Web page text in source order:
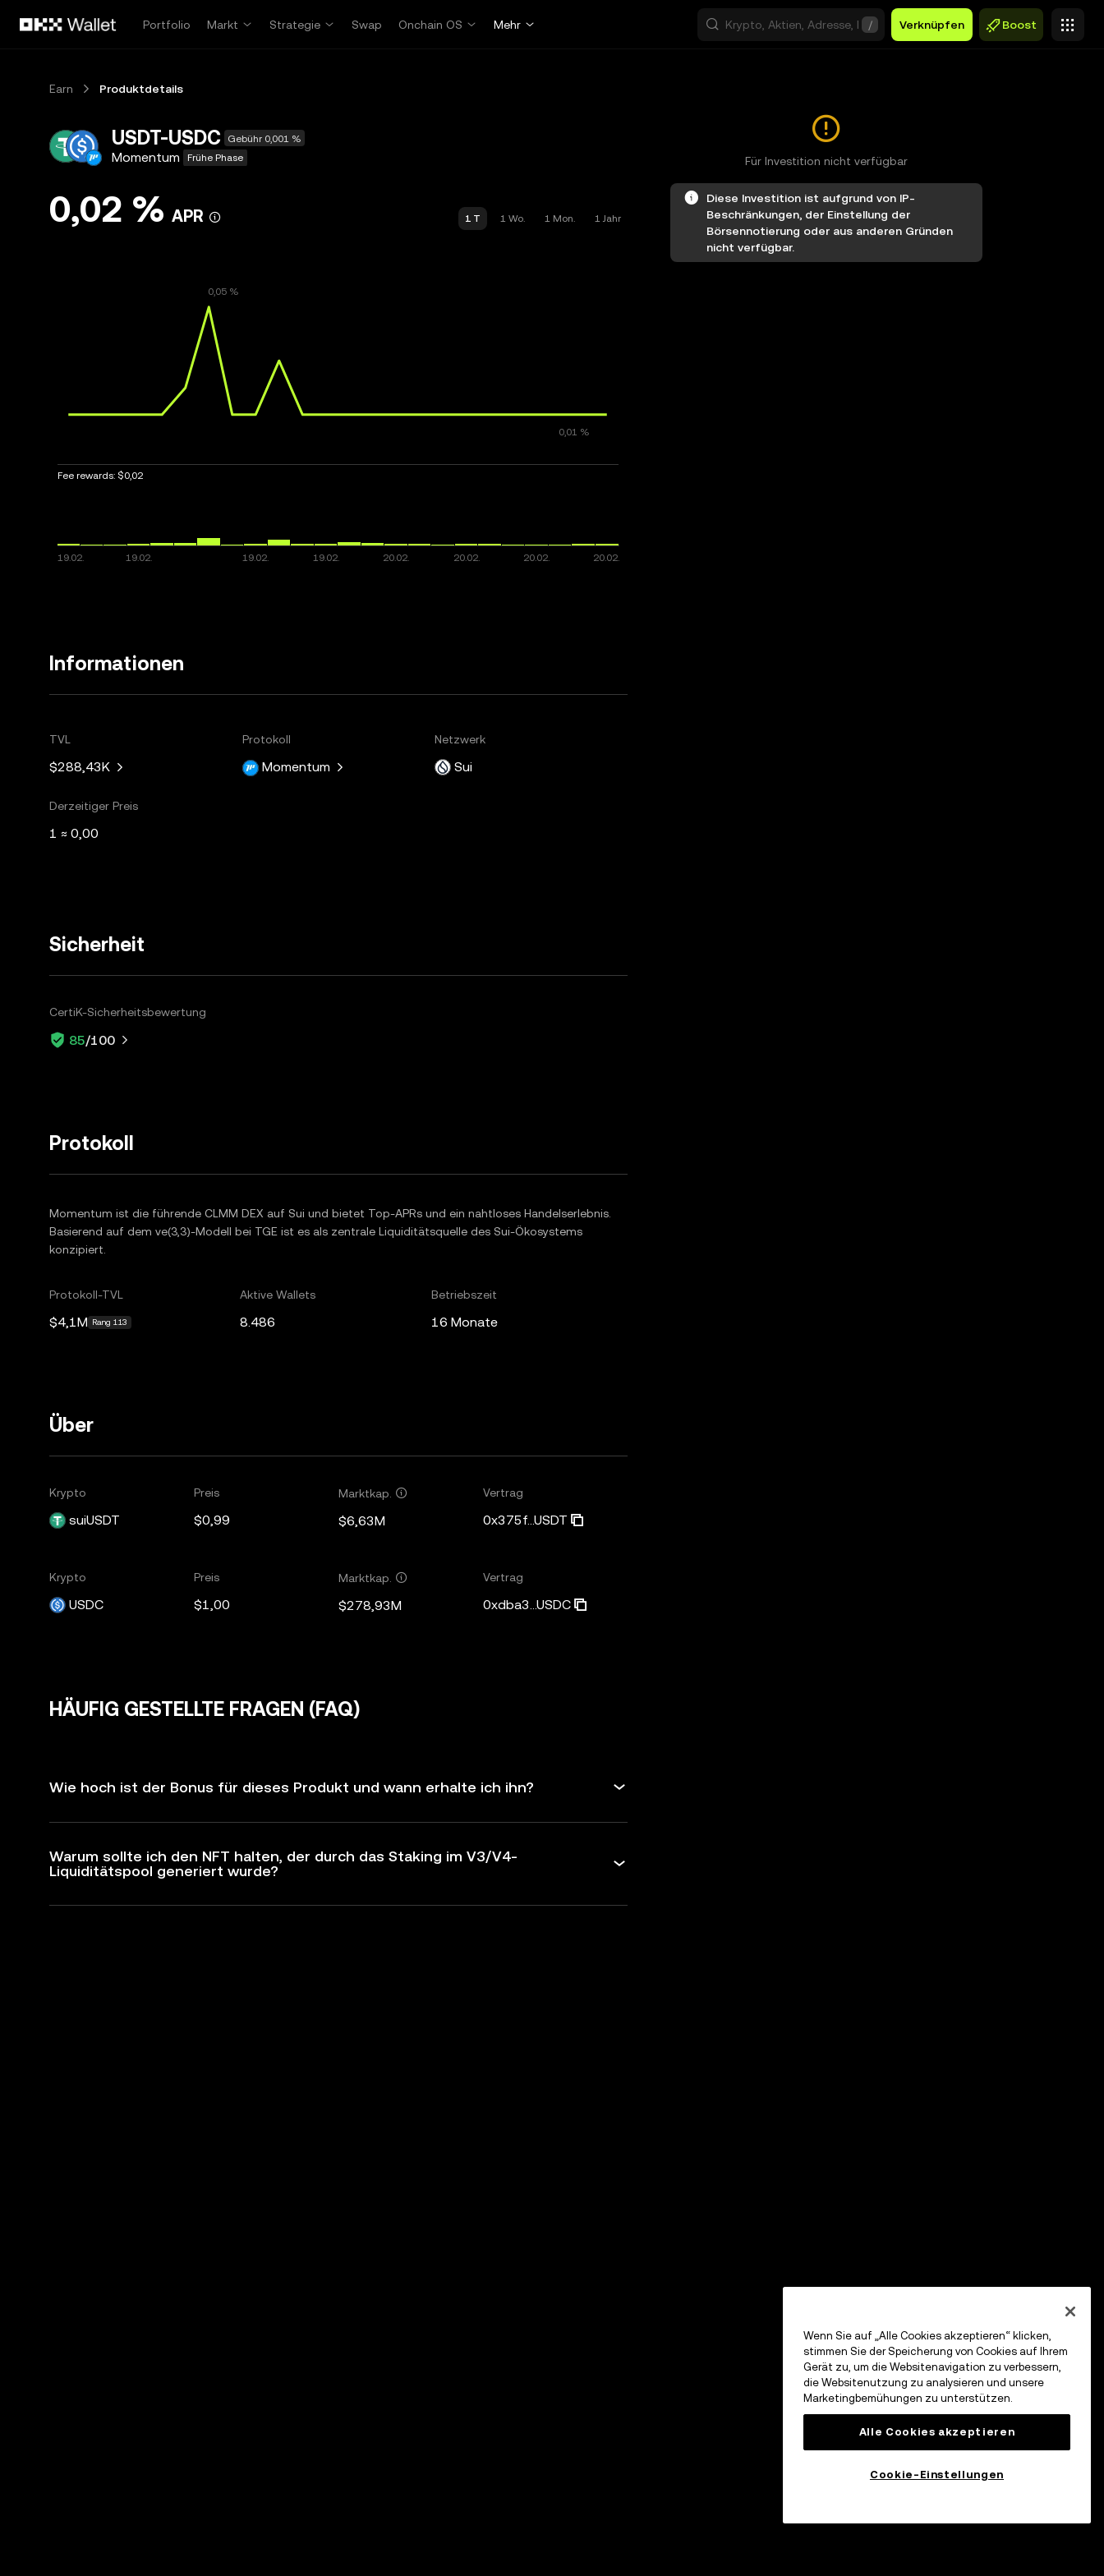
Portfolio
Markt Strategie Swap Onchain OS Mehr / Verknüpfen Boost
Earn Produktdetails
USDT-USDC Gebühr 0,001 %
Momentum Frühe Phase
0,02 % APR 1 T 1 Wo. 1 Mon. 1 Jahr
Fee rewards: $0,02
Informationen
TVL
$288,43K
Protokoll
Momentum
Netzwerk
Sui
Derzeitiger Preis
1 ≈ 0,00
Sicherheit
CertiK-Sicherheitsbewertung
85/100
Protokoll
Momentum ist die führende CLMM DEX auf Sui und bietet Top-APRs und ein nahtloses Handelserlebnis.
Basierend auf dem ve(3,3)-Modell bei TGE ist es als zentrale Liquiditätsquelle des Sui-Ökosystems
konzipiert.
Protokoll-TVL
$4,1M Rang 113
Aktive Wallets
8.486
Betriebszeit
16 Monate
Über
Krypto
suiUSDT
Preis
$0,99
Marktkap.
$6,63M
Vertrag
0x375f...USDT
Krypto
USDC
Preis
$1,00
Marktkap.
$278,93M
Vertrag
0xdba3...USDC
HÄUFIG GESTELLTE FRAGEN (FAQ)
Wie hoch ist der Bonus für dieses Produkt und wann erhalte ich ihn?
Warum sollte ich den NFT halten, der durch das Staking im V3/V4-
Liquiditätspool generiert wurde?
Für Investition nicht verfügbar
Diese Investition ist aufgrund von IP-
Beschränkungen, der Einstellung der
Börsennotierung oder aus anderen Gründen
nicht verfügbar.
Wenn Sie auf „Alle Cookies akzeptieren“ klicken,
stimmen Sie der Speicherung von Cookies auf Ihrem
Gerät zu, um die Websitenavigation zu verbessern,
die Websitenutzung zu analysieren und unsere
Marketingbemühungen zu unterstützen.
Alle Cookies akzeptieren
Cookie-Einstellungen